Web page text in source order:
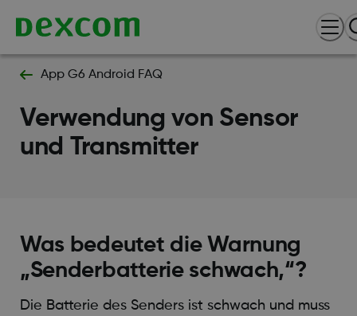
App G6 Android FAQ
Verwendung von Sensor
und Transmitter
Was bedeutet die Warnung
„Senderbatterie schwach‚“?
Die Batterie des Senders ist schwach und muss